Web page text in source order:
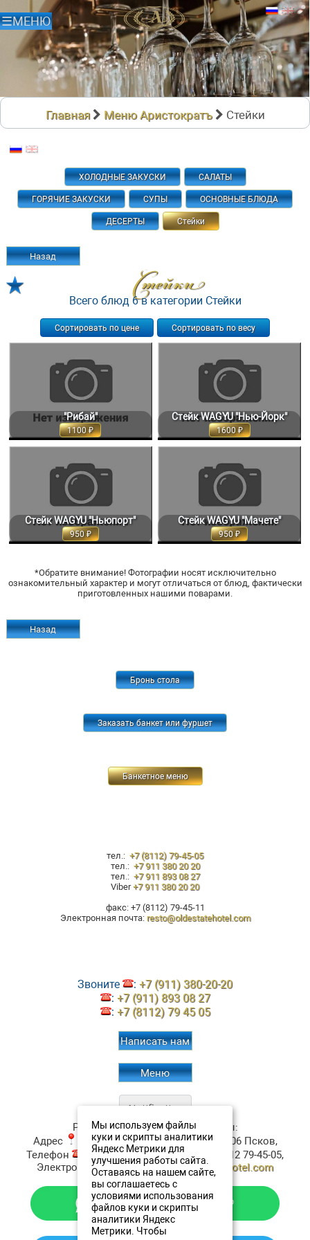
Главная Меню Аристократъ Стейки
ХОЛОДНЫЕ ЗАКУСКИ САЛАТЫ
ГОРЯЧИЕ ЗАКУСКИ СУПЫ ОСНОВНЫЕ БЛЮДА
ДЕСЕРТЫ Стейки
Назад
Стейки
Всего блюд 6 в категории Стейки
Сортировать по цене Сортировать по весу
"Рибай"
1100
"РИБАЙ" ТОЛСТЫЙ КРАЙ,
РЕКОМЕНДУЕМАЯ СТЕПЕНЬ
ПРОЖАРКИ... 100 ГР. 1100
Стейк WAGYU "Нью-Йорк"
1600
СТЕЙК WAGYU "НЬЮ-ЙОРК" -
ТОНКИЙ КРАЙ, СТЕЙК ОВАЛЬНОЙ...
100 ГР. 1600
Стейк WAGYU "Ньюпорт"
950
СТЕЙК WAGYU "НЬЮПОРТ" - ТРИ-
ТИП - ТРЕЙГОЛЬНАЯ МЫШЦА,...
100 ГР. 950
Стейк WAGYU "Мачете"
950
СТЕЙК WAGYU "МАЧЕТЕ" -
ДИАФРАГМА ТОНКАЯ, КУСОК С...
950
*Обратите внимание! Фотографии носят исключительно
ознакомительный характер и могут отличаться от блюд, фактически
приготовленных нашими поварами.
Назад
Бронь стола
Заказать банкет или фуршет
Банкетное меню
тел.: +7 (8112) 79-45-05
тел.: +7 911 380 20 20
тел.: +7 911 893 08 27
Viber+7 911 380 20 20
факс: +7 (8112) 79-45-11
Электронная почта: resto@oldestatehotel.com
Звоните : +7 (911) 380-20-20
: +7 (911) 893 08 27
: +7 (8112) 79 45 05
Написать нам
Меню
Ресторан АристократъКонтакты:
Адрес
ул. Верхне-Береговая, д.4 180006 Псков,
Телефон
+7 (911) 380-20-20, Факс: +7 8112 79-45-05,
Электронная почта ✉: resto@oldestatehotel.com
Мы используем файлы
куки и скрипты аналитики
Яндекс Метрики для
улучшения работы сайта.
Оставаясь на нашем сайте,
вы соглашаетесь с
условиями использования
файлов куки и скрипты
аналитики Яндекс
Метрики. Чтобы